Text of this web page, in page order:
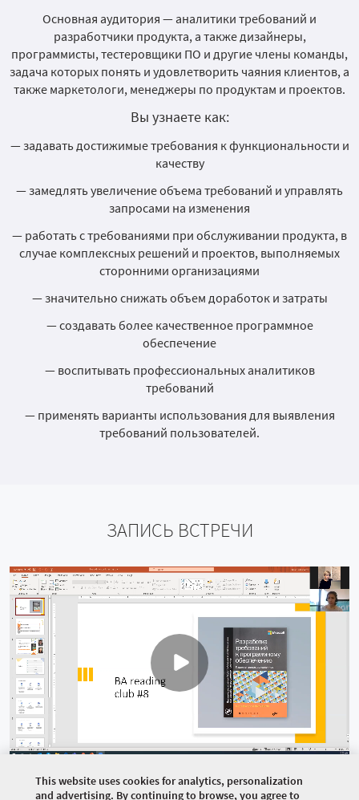
Основная аудитория — аналитики требований и
разработчики продукта, а также дизайнеры,
программисты, тестеровщики ПО и другие члены команды,
задача которых понять и удовлетворить чаяния клиентов, а
также маркетологи, менеджеры по продуктам и проектов.
Вы узнаете как:
— задавать достижимые требования к функциональности и
качеству
— замедлять увеличение объема требований и управлять
запросами на изменения
— работать с требованиями при обслуживании продукта, в
случае комплексных решений и проектов, выполняемых
сторонними организациями
— значительно снижать объем доработок и затраты
— создавать более качественное программное
обеспечение
— воспитывать профессиональных аналитиков
требований
— применять варианты использования для выявления
требований пользователей.
ЗАПИСЬ ВСТРЕЧИ
This website uses cookies for analytics, personalization
and advertising. By continuing to browse, you agree to